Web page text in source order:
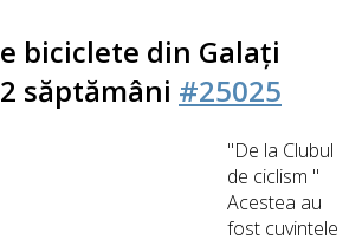
biciclete din Galați
săptămâni #25025
"De la Clubul
de ciclism "
Acestea au
fost cuvintele